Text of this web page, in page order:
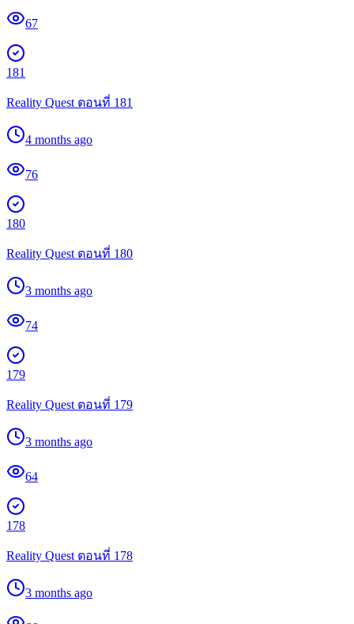
67
181
Reality Quest ตอนที่ 181
4 months ago
76
180
Reality Quest ตอนที่ 180
3 months ago
74
179
Reality Quest ตอนที่ 179
3 months ago
64
178
Reality Quest ตอนที่ 178
3 months ago